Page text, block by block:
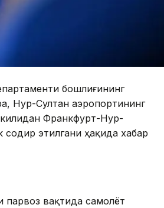
бошлиғининг
Нур-Султан аэропортининг
Франкфурт-Нур-
этилгани ҳақида хабар
вақтида самолёт